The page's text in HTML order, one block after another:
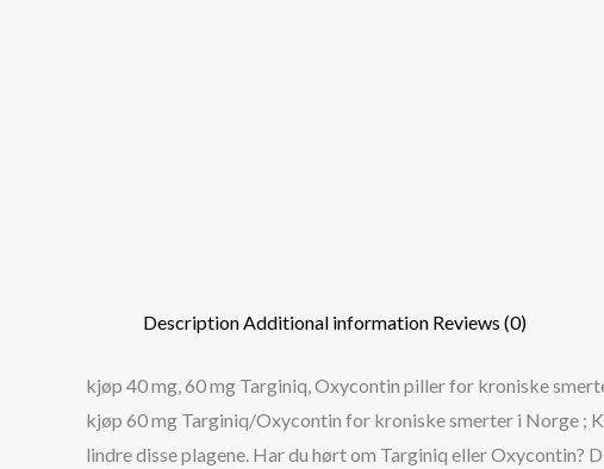
DescriptionAdditional information Reviews (0)
kjøp 40 mg, 60 mg Targiniq, Oxycontin piller for kroniske
kjøp 60 mg Targiniq/Oxycontin for kroniske smerter i Norge ;
lindre disse plagene. Har du hørt om Targiniq eller Oxycontin?